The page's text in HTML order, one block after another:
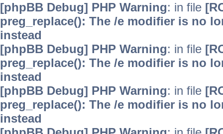
[phpBB Debug] PHP Warning: in file
preg_replace(): The /e modifier is no
instead
[phpBB Debug] PHP Warning: in file
preg_replace(): The /e modifier is no
instead
[phpBB Debug] PHP Warning: in file
preg_replace(): The /e modifier is no
instead